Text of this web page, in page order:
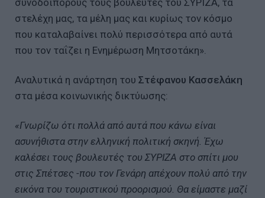
στελέχη μας, τα μέλη μας και κυρίως τον κόσμο
που καταλαβαίνει πολύ περισσότερα από αυτά
που τον ταΐζει η Ενημέρωση Μητσοτάκη».
Αναλυτικά η ανάρτηση του Στέφανου Κασσελάκη
στα μέσα κοινωνικής δικτύωσης:
«Γνωρίζω ότι πολλά από αυτά που κάνω είναι
ασυνήθιστα στην ελληνική πολιτική σκηνή. Έχω
καλέσει τους βουλευτές του ΣΥΡΙΖΑ στο σπίτι μου
στις Σπέτσες -που τον Γενάρη απέχουν πολύ από την
εικόνα του τουριστικού προορισμού. Θα είμαστε μαζί